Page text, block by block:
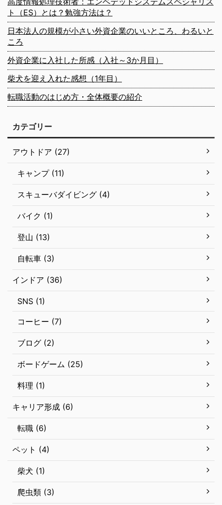
ト（ES）とは？勉強方法は？
日本法人の規模が小さい外資企業のいいところ、わるいと
ころ
外資企業に入社した所感（入社～3か月目）
柴犬を迎え入れた感想（1年目）
転職活動のはじめ方・全体概要の紹介
カテゴリー
アウトドア (27)
キャンプ (11)
スキューバダイビング (4)
バイク (1)
登山 (13)
自転車 (3)
インドア (36)
SNS (1)
コーヒー (7)
ブログ (2)
ボードゲーム (25)
料理 (1)
キャリア形成 (6)
転職 (6)
ペット (4)
柴犬 (1)
爬虫類 (3)